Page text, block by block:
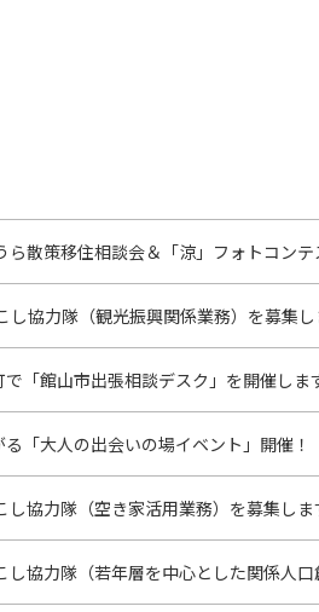
ら散策移住相談会＆「涼」フォトコンテ
し協力隊（観光振興関係業務）を募集し
で「館山市出張相談デスク」を開催しま
「大人の出会いの場イベント」開催！
し協力隊（空き家活用業務）を募集しま
し協力隊（若年層を中心とした関係人